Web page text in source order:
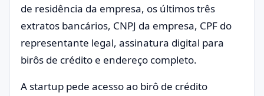
de residência da empresa, os últimos três
extratos bancários, CNPJ da empresa, CPF do
representante legal, assinatura digital para
birôs de crédito e endereço completo.
A startup pede acesso ao birô de crédito